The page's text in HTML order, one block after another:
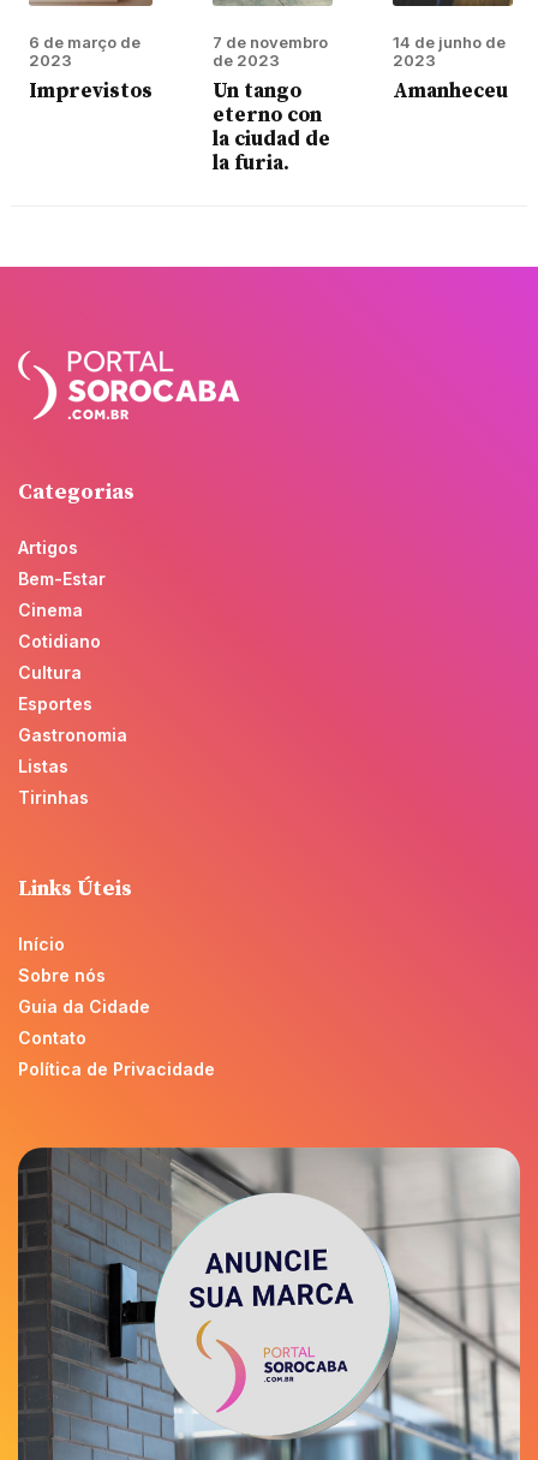
6 de março de
2023
Imprevistos
7 de novembro
de 2023
Un tango
eterno con
la ciudad de
la furia.
14 de junho de
2023
Amanheceu
Categorias
Artigos
Bem-Estar
Cinema
Cotidiano
Cultura
Esportes
Gastronomia
Listas
Tirinhas
Links Úteis
Início
Sobre nós
Guia da Cidade
Contato
Política de Privacidade